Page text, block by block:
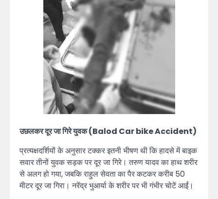
उछलकर दूर जा गिरे युवक (Balod Car bike Accident)
प्रत्यक्षदर्शियों के अनुसार टक्कर इतनी भीषण थी कि हादसे में बाइक
सवार तीनों युवक सड़क पर दूर जा गिरे। तरुण यादव का हाथ शरीर
से अलग हो गया, जबकि राहुल सेवता का पैर कटकर करीब 50
मीटर दूर जा गिरा। नरेंद्र भुआर्या के शरीर पर भी गंभीर चोटें आईं।